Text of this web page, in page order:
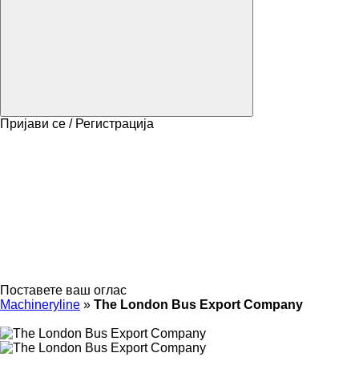
Пријави се / Регистрација
Поставете ваш оглас
Machineryline » The London Bus Export Company